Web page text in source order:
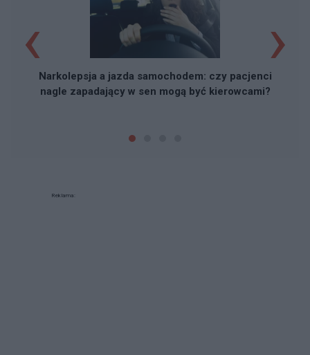
Narkolepsja a jazda samochodem: czy pacjenci
nagle zapadający w sen mogą być kierowcami?
‹ ›
Reklama: